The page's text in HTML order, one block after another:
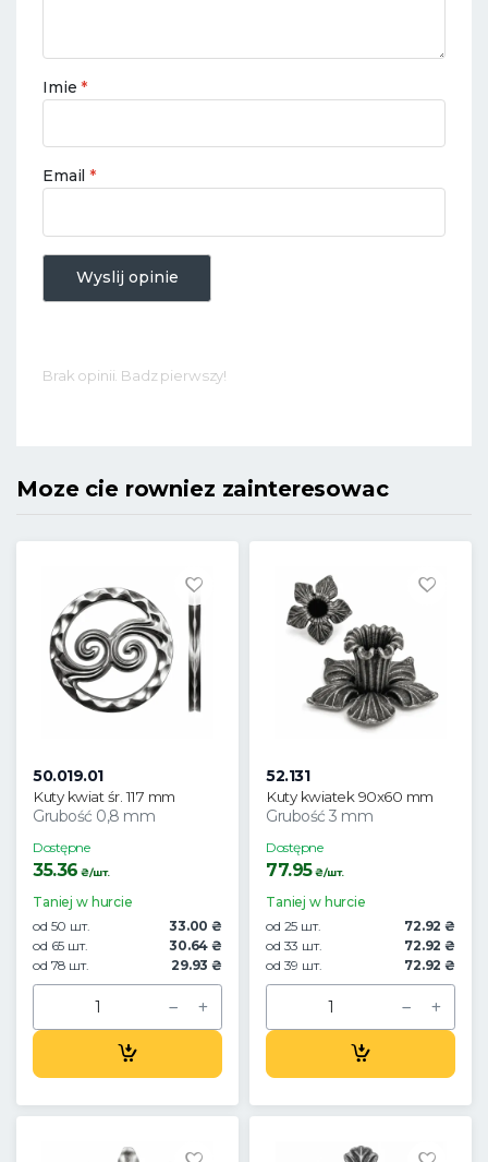
Imie*
Email*
Wyslij opinie
Brak opinii. Badz pierwszy!
Moze cie rowniez zainteresowac
50.019.01
Kuty kwiat śr. 117 mm
Grubość 0,8 mm
Dostępne
35.36 ₴/шт.
Taniej w hurcie
od 50 шт.
33.00 ₴
od 65 шт.
30.64 ₴
od 78 шт.
29.93 ₴
52.131
Kuty kwiatek 90x60 mm
Grubość 3 mm
Dostępne
77.95₴/шт.
Taniej w hurcie
od 25 шт.
72.92 ₴
od 33 шт.
72.92 ₴
od 39 шт.
72.92 ₴